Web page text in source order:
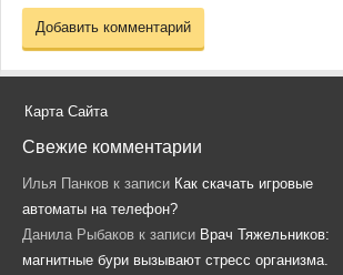
Карта Сайта
Свежие комментарии
Илья Панков к записи Как скачать игровые
автоматы на телефон?
Данила Рыбаков к записи Врач Тяжельников:
магнитные бури вызывают стресс организма.